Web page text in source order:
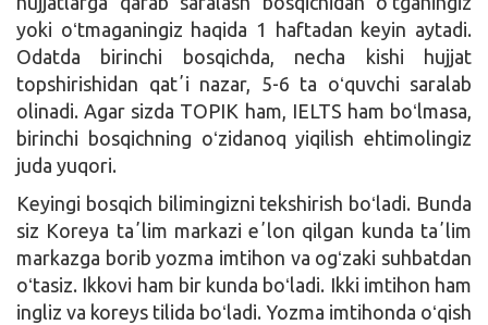
yoki oʻtmaganingiz haqida 1 haftadan keyin aytadi.
Odatda birinchi bosqichda, necha kishi hujjat
topshirishidan qatʼi nazar, 5-6 ta oʻquvchi saralab
olinadi. Agar sizda TOPIK ham, IELTS ham boʻlmasa,
birinchi bosqichning oʻzidanoq yiqilish ehtimolingiz
juda yuqori.
Keyingi bosqich bilimingizni tekshirish boʻladi. Bunda
siz Koreya taʼlim markazi eʼlon qilgan kunda taʼlim
markazga borib yozma imtihon va ogʻzaki suhbatdan
oʻtasiz. Ikkovi ham bir kunda boʻladi. Ikki imtihon ham
ingliz va koreys tilida boʻladi. Yozma imtihonda oʻqish